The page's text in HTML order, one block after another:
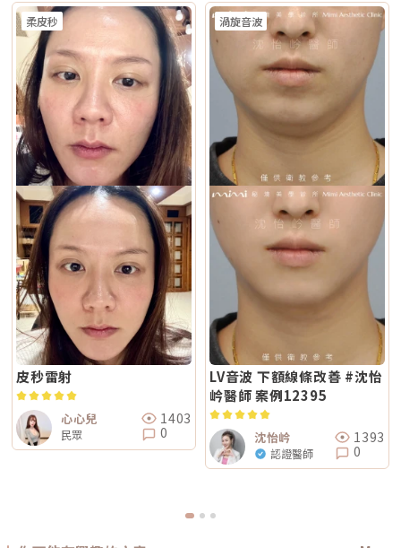
柔皮秒
皮秒雷射
心心兒
民眾
1403
0
渦旋音波
LV音波 下額線條改善 #沈怡
岒醫師 案例12395
沈怡岒
認證醫師
1393
0